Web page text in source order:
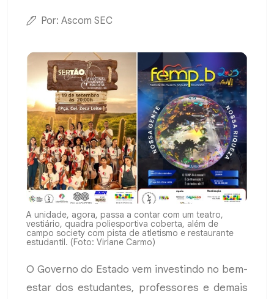
Por: Ascom SEC
A unidade, agora, passa a contar com um teatro,
vestiário, quadra poliesportiva coberta, além de
campo society com pista de atletismo e restaurante
estudantil. (Foto: Virlane Carmo)
O Governo do Estado vem investindo no bem-
estar dos estudantes, professores e demais